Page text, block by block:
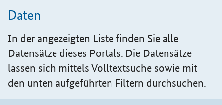
Daten
In der angezeigten Liste finden Sie alle
Datensätze dieses Portals. Die Datensätze
lassen sich mittels Volltextsuche sowie mit
den unten aufgeführten Filtern durchsuchen.